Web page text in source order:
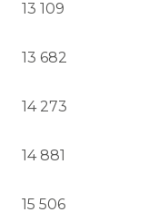
13 109
13 682
14 273
14 881
15 506